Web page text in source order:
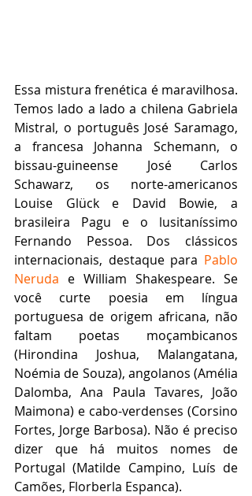
Essa mistura frenética é maravilhosa.
Temos lado a lado a chilena Gabriela
Mistral, o português José Saramago,
a francesa Johanna Schemann, o
bissau-guineense José Carlos
Schawarz, os norte-americanos
Louise Glück e David Bowie, a
brasileira Pagu e o lusitaníssimo
Fernando Pessoa. Dos clássicos
internacionais, destaque para Pablo
Neruda e William Shakespeare. Se
você curte poesia em língua
portuguesa de origem africana, não
faltam poetas moçambicanos
(Hirondina Joshua, Malangatana,
Noémia de Souza), angolanos (Amélia
Dalomba, Ana Paula Tavares, João
Maimona) e cabo-verdenses (Corsino
Fortes, Jorge Barbosa). Não é preciso
dizer que há muitos nomes de
Portugal (Matilde Campino, Luís de
Camões, Florberla Espanca).